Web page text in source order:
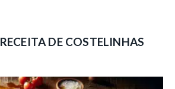
RECEITA DE COSTELINHAS